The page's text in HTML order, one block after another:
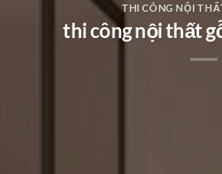
THI CÔNG NỘI
thi công nội thất